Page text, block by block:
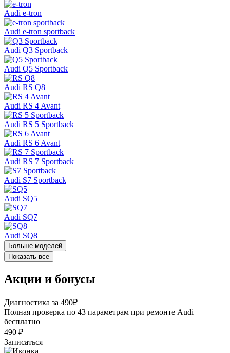
Audi e-tron
Audi e-tron sportback
Audi Q3 Sportback
Audi Q5 Sportback
Audi RS Q8
Audi RS 4 Avant
Audi RS 5 Sportback
Audi RS 6 Avant
Audi RS 7 Sportback
Audi S7 Sportback
Audi SQ5
Audi SQ7
Audi SQ8
Больше моделей
Показать все
Акции и бонусы
Диагностика за 490₽
Полная проверка по 43 параметрам при ремонте Audi
бесплатно
490 ₽
Записаться